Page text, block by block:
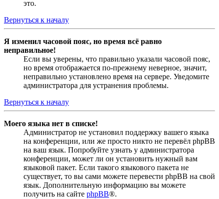
это.
Вернуться к началу
Я изменил часовой пояс, но время всё равно
неправильное!
Если вы уверены, что правильно указали часовой пояс,
но время отображается по-прежнему неверное, значит,
неправильно установлено время на сервере. Уведомите
администратора для устранения проблемы.
Вернуться к началу
Моего языка нет в списке!
Администратор не установил поддержку вашего языка
на конференции, или же просто никто не перевёл phpBB
на ваш язык. Попробуйте узнать у администратора
конференции, может ли он установить нужный вам
языковой пакет. Если такого языкового пакета не
существует, то вы сами можете перевести phpBB на свой
язык. Дополнительную информацию вы можете
получить на сайте phpBB®.